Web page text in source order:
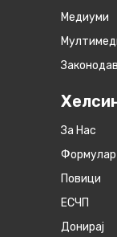
Медиуми
За Нас
Формулар
Повици
ЕСЧП
Донирај